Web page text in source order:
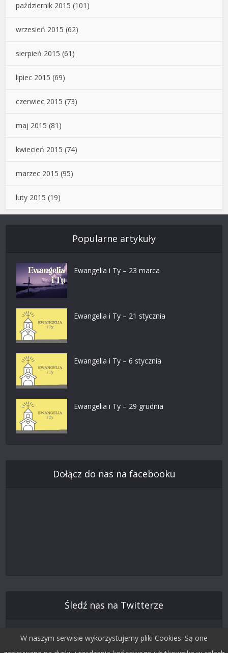
październik 2015 (101)
wrzesień 2015 (62)
sierpień 2015 (61)
lipiec 2015 (69)
czerwiec 2015 (73)
maj 2015 (81)
kwiecień 2015 (74)
marzec 2015 (95)
luty 2015 (19)
Popularne artykuły
Ewangelia i Ty – 23 marca
Ewangelia i Ty – 21 stycznia
Ewangelia i Ty – 6 stycznia
Ewangelia i Ty – 29 grudnia
Dołącz do nas na facebooku
Śledź nas na Twitterze
W naszym serwisie wykorzystujemy pliki Cookies. Są one